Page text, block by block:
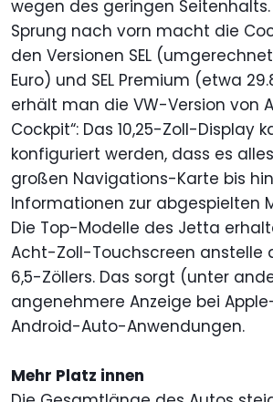
wegen des geringen
Sprung nach vorn macht die
den Versionen SEL
Euro) und SEL Premium (etwa
erhält man die VW-Version von
Cockpit“: Das 10,25-Zoll-Display
konfiguriert werden, dass es
großen Navigations-Karte bis
Informationen zur abgespielten
Die Top-Modelle des Jetta
Acht-Zoll-Touchscreen anstelle
6,5-Zöllers. Das sorgt (unter
angenehmere Anzeige bei
Android-Auto-Anwendungen.
Mehr Platz innen